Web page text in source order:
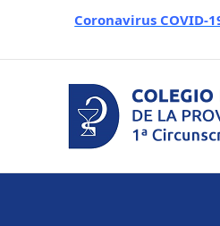
Coronavirus COVID-